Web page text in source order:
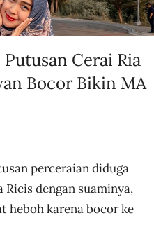
Cerai Ria
Bocor Bikin MA
perceraian diduga
Ricis dengan suaminya,
heboh karena bocor ke